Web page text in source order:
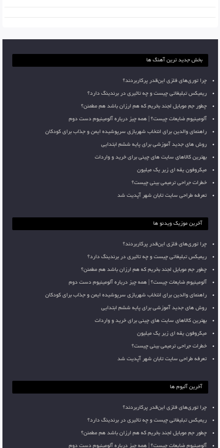
بخش جدید ترین آهنگ ها
چرا توری‌های فلزی این‌قدر پرکاربردند؟
ریمیکس تبلیغاتی چیست و چه تاثیری در برندینگ دارد؟
چطور جم موبایل لجند بخریم که هم ارزان باشد هم مطمئن؟
آلومینیوم ضایعات چیست؟ | همه چیز درباره آلومینیوم دست دوم
راهنمای والدین برای انتخاب شهربازی سرپوشیده ایمن و جذاب برای کودکان
روش های جدید آموزشی برای پایه ششم ابتدایی
بهترین کالاهای سایت های چینی برای خرید و واردات
میکروفون یقه ای زیر یک میلیون
خطرات جراحی ترمیمی بینی چیست؟
تعرفه طراحی سایت تابان شهر آپدیت شد
آخرین موزیک ویدئو ها
چرا توری‌های فلزی این‌قدر پرکاربردند؟
ریمیکس تبلیغاتی چیست و چه تاثیری در برندینگ دارد؟
چطور جم موبایل لجند بخریم که هم ارزان باشد هم مطمئن؟
آلومینیوم ضایعات چیست؟ | همه چیز درباره آلومینیوم دست دوم
راهنمای والدین برای انتخاب شهربازی سرپوشیده ایمن و جذاب برای کودکان
روش های جدید آموزشی برای پایه ششم ابتدایی
بهترین کالاهای سایت های چینی برای خرید و واردات
میکروفون یقه ای زیر یک میلیون
خطرات جراحی ترمیمی بینی چیست؟
تعرفه طراحی سایت تابان شهر آپدیت شد
آخرین آلبوم ها
چرا توری‌های فلزی این‌قدر پرکاربردند؟
ریمیکس تبلیغاتی چیست و چه تاثیری در برندینگ دارد؟
چطور جم موبایل لجند بخریم که هم ارزان باشد هم مطمئن؟
آلومینیوم ضایعات چیست؟ | همه چیز درباره آلومینیوم دست دوم